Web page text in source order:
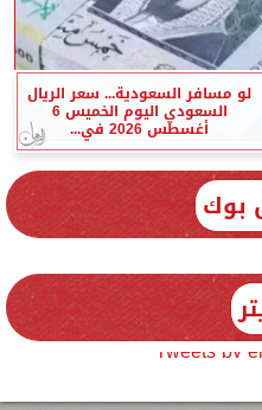
لو مسافر السعودية... سعر الريال
السعودي اليوم الخميس 6
أغسطس 2026 في...
بوك
Tweets by